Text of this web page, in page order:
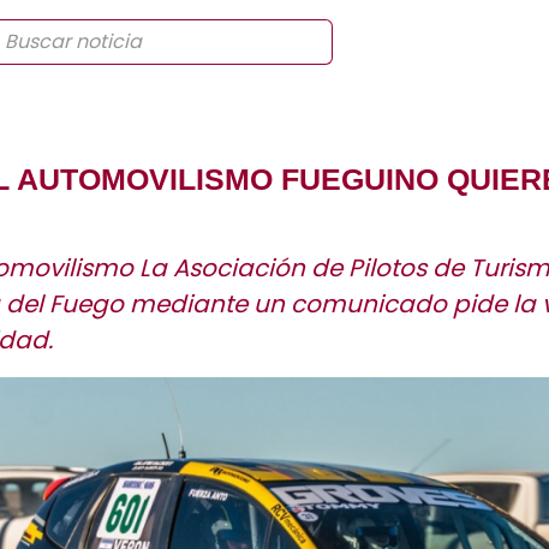
AUTOMOVILISMO FUEGUINO
La Asociación de Pilotos de
del Fuego mediante un comunicado pide la